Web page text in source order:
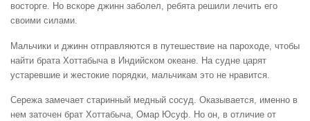
восторге. Но вскоре джинн заболел, ребята решили лечить его
своими силами.
Мальчики и джинн отправляются в путешествие на пароходе, чтобы
найти брата Хоттабыча в Индийском океане. На судне царят
устаревшие и жестокие порядки, мальчикам это не нравится.
Сережа замечает старинный медный сосуд. Оказывается, именно в
нем заточен брат Хоттабыча, Омар Юсуф. Но он, в отличие от